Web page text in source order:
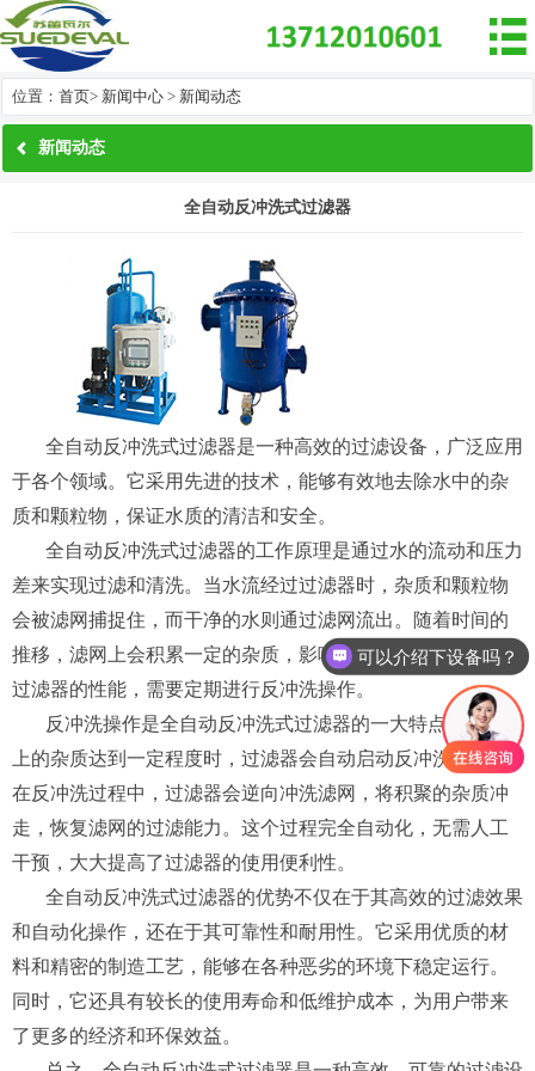

位置： 首页> 新闻中心 > 新闻动态
新闻动态
全自动反冲洗式过滤器
全自动反冲洗式过滤器是一种高效的过滤设备，广泛应用
于各个领域。它采用先进的技术，能够有效地去除水中的杂
质和颗粒物，保证水质的清洁和安全。
全自动反冲洗式过滤器的工作原理是通过水的流动和压力
差来实现过滤和清洗。当水流经过过滤器时，杂质和颗粒物
会被滤网捕捉住，而干净的水则通过滤网流出。随着时间的
推移，滤网上会积累一定的杂质，影响过滤效果。为了保持
过滤器的性能，需要定期进行反冲洗操作。
反冲洗操作是全自动反冲洗式过滤器的一大特点。当滤网
上的杂质达到一定程度时，过滤器会自动启动反冲洗程序。
在反冲洗过程中，过滤器会逆向冲洗滤网，将积聚的杂质冲
走，恢复滤网的过滤能力。这个过程完全自动化，无需人工
干预，大大提高了过滤器的使用便利性。
全自动反冲洗式过滤器的优势不仅在于其高效的过滤效果
和自动化操作，还在于其可靠性和耐用性。它采用优质的材
料和精密的制造工艺，能够在各种恶劣的环境下稳定运行。
同时，它还具有较长的使用寿命和低维护成本，为用户带来
了更多的经济和环保效益。
可以介绍下设备吗？